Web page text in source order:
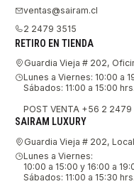
ventas@sairam.cl
2 2479 3515
RETIRO EN TIENDA
Guardia Vieja # 202,
Lunes a Viernes: 10:00 a
Sábados: 11:00 a 15:00 hrs.
POST VENTA +56 2 2479
SAIRAM LUXURY
Guardia Vieja # 202, Local
Lunes a Viernes:
10:00 a 15:00 y 16:00 a
Sábados: 11:00 a 15:30 hrs.